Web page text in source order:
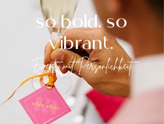
so bold. so
vibrant.
Events mit Persönlichkeit